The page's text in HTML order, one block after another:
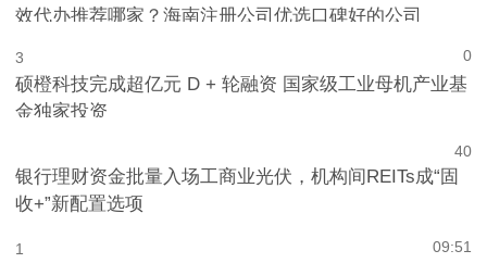
效代办推荐哪家？海南注册公司优选口碑好的公司
0
3
硕橙科技完成超亿元 D + 轮融资 国家级工业母机产业基
金独家投资
0
4
银行理财资金批量入场工商业光伏，机构间REITs成“固
收+”新配置选项
09:51
1